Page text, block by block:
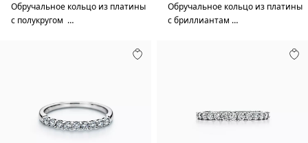
Обручальное кольцо из платины
с полукругом …
Обручальное кольцо из платины
с бриллиантам …